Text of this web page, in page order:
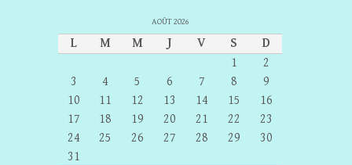
AOÛT 2026
L M M J V S D
1
2
3
4 5 6 7 8
9
10
11 12 13 14 15
16
17
18 19 20 21 22
23
24
25 26 27 28 29
30
31